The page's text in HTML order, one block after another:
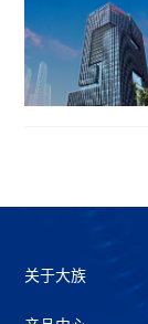
关于大族